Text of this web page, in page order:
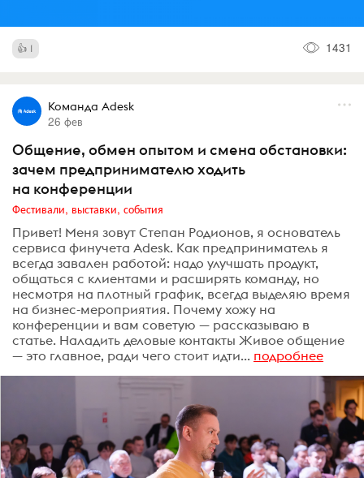
1 1431
Команда Adesk
26 фев
Общение, обмен опытом и смена обстановки:
зачем предпринимателю ходить
на конференции
Фестивали, выставки, события
Привет! Меня зовут Степан Родионов, я основатель
сервиса финучета Adesk. Как предприниматель я
всегда завален работой: надо улучшать продукт,
общаться с клиентами и расширять команду, но
несмотря на плотный график, всегда выделяю время
на бизнес-мероприятия. Почему хожу на
конференции и вам советую — рассказываю в
статье. Наладить деловые контакты Живое общение
— это главное, ради чего стоит идти... подробнее